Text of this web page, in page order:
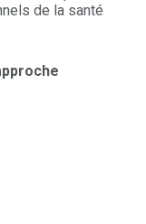
de la santé